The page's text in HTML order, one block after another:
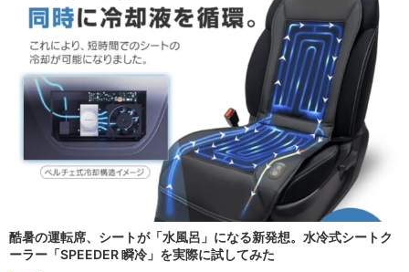
酷暑の運転席、シートが「水風呂」になる新発想。水冷式シートク
ーラー「SPEEDER 瞬冷」を実際に試してみた